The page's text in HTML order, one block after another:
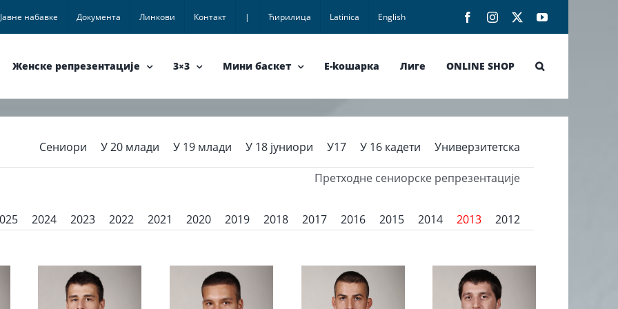
Јавне набавке Документа Линкови Контакт | Ћирилица Latinica English FacebookInstagram YouTube
Женске репрезентације 3×3 Мини баскет E-koшарка Лиге ONLINE SHOP
Сениори У 20 млади У 19 млади У 18 јуниори У17 У 16 кадети Универзитетска
Претходне сениорске репрезентације
2024 2023 2022 2021 2020 2019 2018 2017 2016 2015 2014 2013 2012